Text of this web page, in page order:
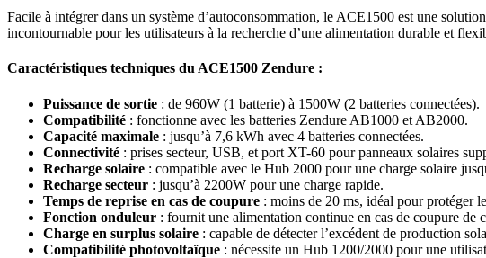
Facile à intégrer dans un système d’autoconsommation, le ACE1500 est une
incontournable pour les utilisateurs à la recherche d’une alimentation durable et
Caractéristiques techniques du ACE1500 Zendure :
Puissance de sortie : de 960W (1 batterie) à 1500W (2 batteries connectées).
Compatibilité : fonctionne avec les batteries Zendure AB1000 et AB2000.
Capacité maximale : jusqu’à 7,6 kWh avec 4 batteries connectées.
Connectivité : prises secteur, USB, et port XT-60 pour panneaux solaires
Recharge solaire : compatible avec le Hub 2000 pour une charge solaire
Recharge secteur : jusqu’à 2200W pour une charge rapide.
Temps de reprise en cas de coupure : moins de 20 ms, idéal pour protéger
Fonction onduleur : fournit une alimentation continue en cas de coupure de
Charge en surplus solaire : capable de détecter l’excédent de production
Compatibilité photovoltaïque : nécessite un Hub 1200/2000 pour une